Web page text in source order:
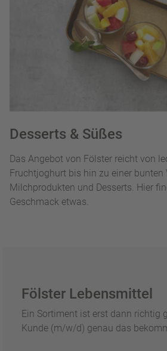
Desserts & Süßes
Das Angebot von Fölster reicht von
Fruchtjoghurt bis hin zu einer bunten
Milchprodukten und Desserts. Hier
Geschmack etwas.
Fölster Lebensmittel
Ein Sortiment ist erst dann richtig
Kunde (m/w/d) genau das